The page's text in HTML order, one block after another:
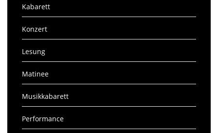
Kabarett
Konzert
Lesung
Matinee
Musikkabarett
Performance